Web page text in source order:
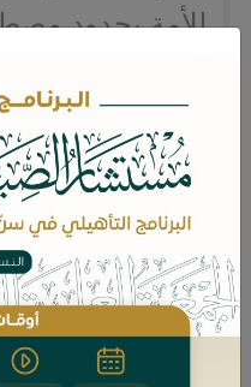
للأمة بحدود
الجبري.
ففتح هذا
الإسلامي
فيها أفكار،
فيها آراء، ودخلت
أعداء الإسـلام